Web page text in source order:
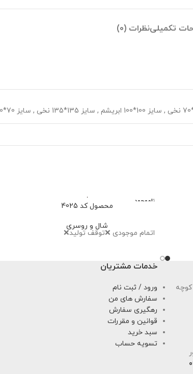
تکمیلینظرات (0)
, سایز 100*100 ابریشم , سایز 135*135 نخی , سایز 70*70 نخی
ناموجود محصول کد 4025
شال و روسری
اتمام‌ موجودی ❌توقف تولید❌
کوچه
خدمات مشتریان
ورود / ثبت نام
سفارش های من
رهگیری سفارش
قوانین و مقررات
سبد خرید
تسویه حساب